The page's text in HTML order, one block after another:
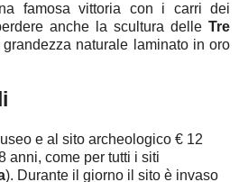
famosa vittoria con i carri dei
anche la scultura delle Tre
naturale laminato in oro
e al sito archeologico € 12
anni, come per tutti i siti
). Durante il giorno il sito è invaso